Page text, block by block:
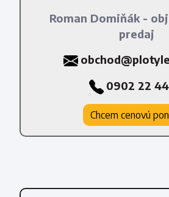
Roman Domiňák -
predaj
0902 22
Chcem cenovú